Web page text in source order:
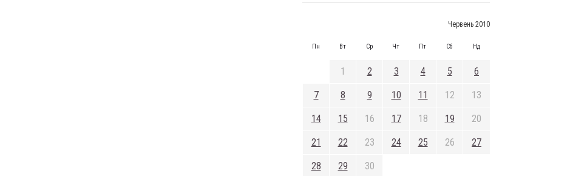
Червень 2010
Пн Вт Ср Чт Пт Сб Нд
1 2 3 4 5 6
7 8 9 10 11 12 13
14 15 16 17 18 19 20
21 22 23 24 25 26 27
28 29
30